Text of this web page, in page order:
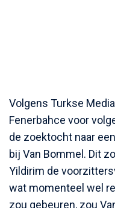
Volgens Turkse
Fenerbahce voor
de zoektocht naar
bij Van Bommel. Dit
Yildirim de
wat momenteel wel
zou gebeuren, zou